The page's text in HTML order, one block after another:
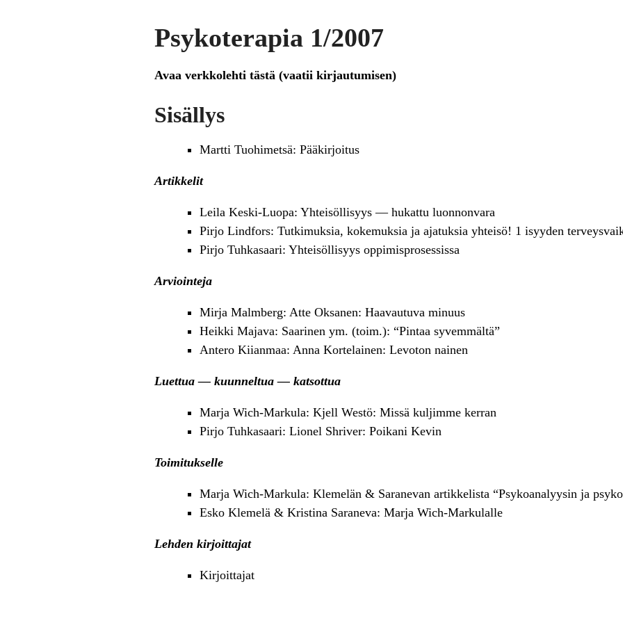
Psykoterapia 1/2007
Avaa verkkolehti tästä (vaatii kirjautumisen)
Sisällys
Martti Tuohimetsä: Pääkirjoitus
Artikkelit
Leila Keski-Luopa: Yhteisöllisyys — hukattu luonnonvara
Pirjo Lindfors: Tutkimuksia, kokemuksia ja ajatuksia yhteisö! 1 isyyden
Pirjo Tuhkasaari: Yhteisöllisyys oppimisprosessissa
Arviointeja
Mirja Malmberg: Atte Oksanen: Haavautuva minuus
Heikki Majava: Saarinen ym. (toim.): “Pintaa syvemmältä”
Antero Kiianmaa: Anna Kortelainen: Levoton nainen
Luettua — kuunneltua — katsottua
Marja Wich-Markula: Kjell Westö: Missä kuljimme kerran
Pirjo Tuhkasaari: Lionel Shriver: Poikani Kevin
Toimitukselle
Marja Wich-Markula: Klemelän & Saranevan artikkelista “Psykoanalyysin ja
Esko Klemelä & Kristina Saraneva: Marja Wich-Markulalle
Lehden kirjoittajat
Kirjoittajat